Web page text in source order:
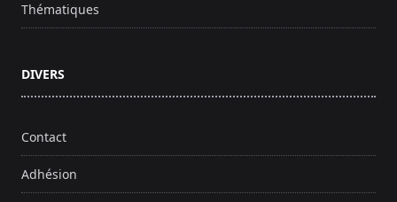
Thématiques
DIVERS
Contact
Adhésion